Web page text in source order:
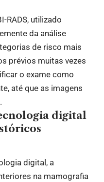
RADS, utilizado
da análise
de risco mais
prévios muitas vezes
o exame como
até que as imagens
digital
digital, a
na mamografia